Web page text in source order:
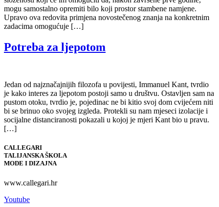
mogu samostalno opremiti bilo koji prostor stambene namjene.
Upravo ova redovita primjena novostečenog znanja na konkretnim
zadacima omogućuje […]
Potreba za ljepotom
Jedan od najznačajnijih filozofa u povijesti, Immanuel Kant, tvrdio
je kako interes za ljepotom postoji samo u društvu. Ostavljen sam na
pustom otoku, tvrdio je, pojedinac ne bi kitio svoj dom cvijećem niti
bi se brinuo oko svojeg izgleda. Protekli su nam mjeseci izolacije i
socijalne distanciranosti pokazali u kojoj je mjeri Kant bio u pravu.
[…]
CALLEGARI
TALIJANSKA ŠKOLA
MODE I DIZAJNA
www.callegari.hr
Youtube